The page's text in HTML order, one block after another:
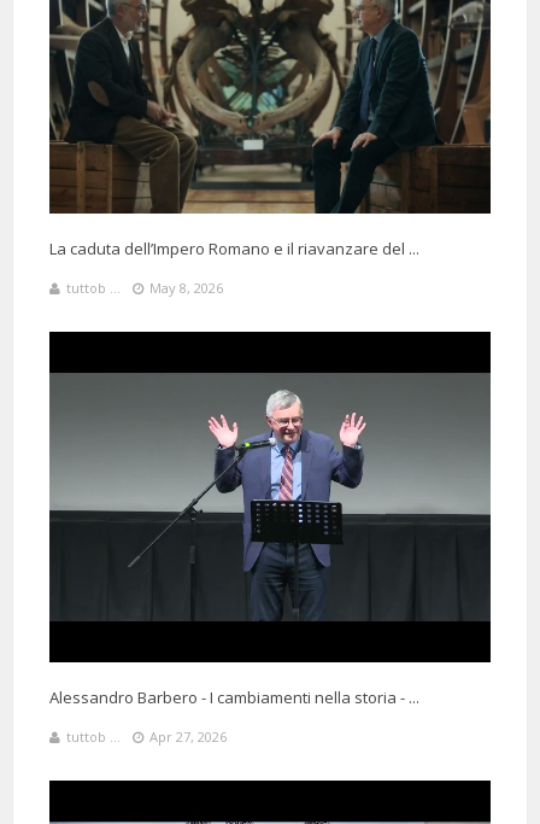
La caduta dell’Impero Romano e il riavanzare del ...
tuttob ... May 8, 2026
Alessandro Barbero - I cambiamenti nella storia - ...
tuttob ... Apr 27, 2026